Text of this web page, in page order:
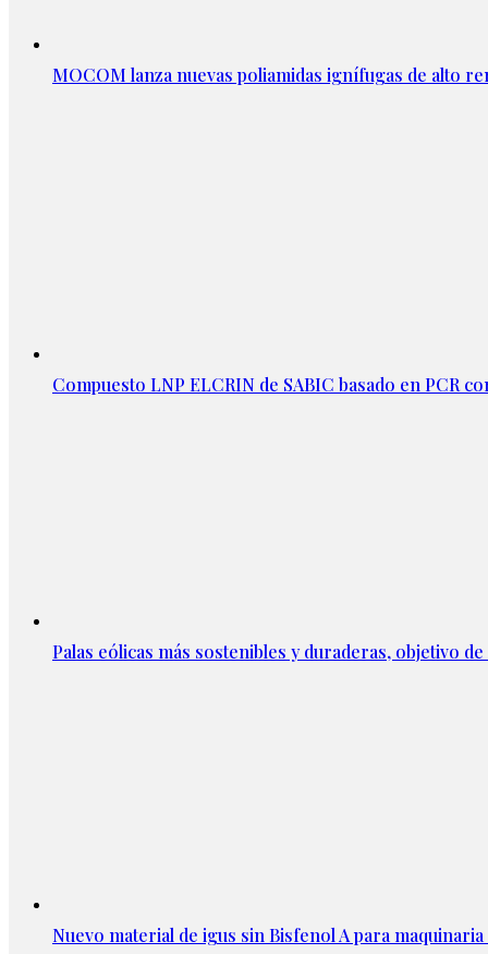
MOCOM lanza nuevas poliamidas ignífugas de alto
Compuesto LNP ELCRIN de SABIC basado en PCR
Palas eólicas más sostenibles y duraderas, objetivo
Nuevo material de igus sin Bisfenol A para